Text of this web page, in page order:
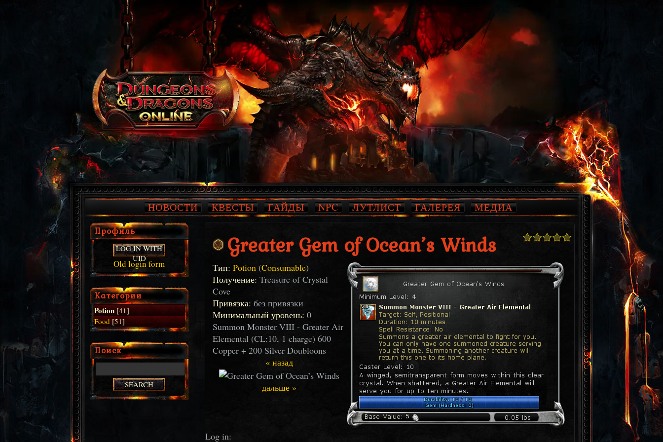
НОВОСТИ КВЕСТЫ ГАЙДЫ NPC ЛУТЛИСТ ГАЛЕРЕЯ МЕДИА
Greater Gem of Ocean’s Winds
Тип: Potion (Consumable)
Получение: Treasure of Crystal
Cove
Привязка: без привязки
Минимальный уровень: 0
Summon Monster VIII - Greater Air
Elemental (CL:10, 1 charge) 600
Copper + 200 Silver Doubloons
« назад
дальше »
Log in:
Профиль
LOG IN WITH
UID
Old login form
Категории
Potion [41]
Food [51]
Поиск